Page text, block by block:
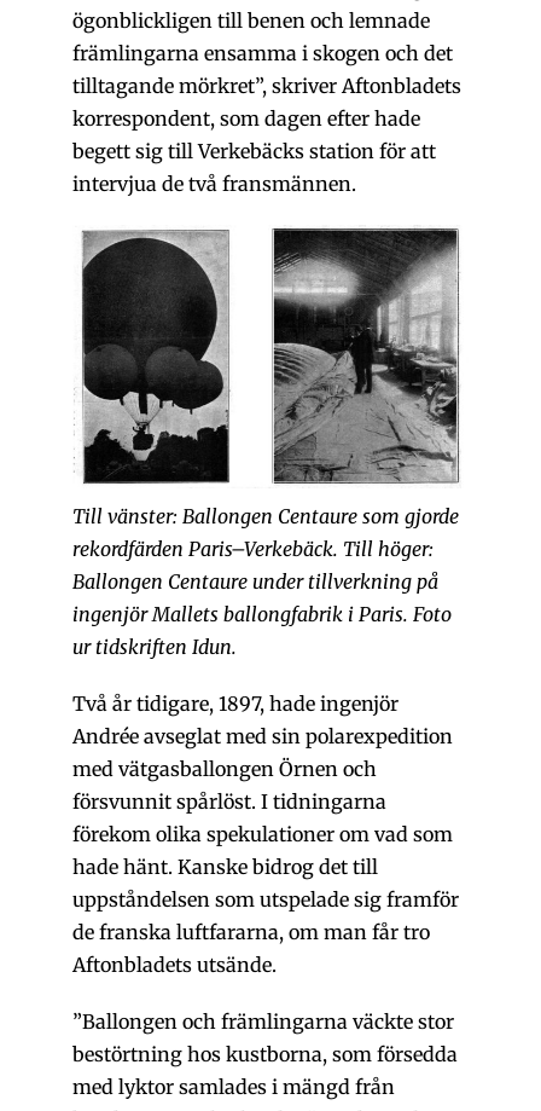
ögonblickligen till benen och lemnade
främlingarna ensamma i skogen och det
tilltagande mörkret”, skriver Aftonbladets
korrespondent, som dagen efter hade
begett sig till Verkebäcks station för att
intervjua de två fransmännen.
Till vänster: Ballongen Centaure som gjorde
rekordfärden Paris–Verkebäck. Till höger:
Ballongen Centaure under tillverkning på
ingenjör Mallets ballongfabrik i Paris. Foto
ur tidskriften Idun.
Två år tidigare, 1897, hade ingenjör
Andrée avseglat med sin polarexpedition
med vätgasballongen Örnen och
försvunnit spårlöst. I tidningarna
förekom olika spekulationer om vad som
hade hänt. Kanske bidrog det till
uppståndelsen som utspelade sig framför
de franska luftfararna, om man får tro
Aftonbladets utsände.
”Ballongen och främlingarna väckte stor
bestörtning hos kustborna, som försedda
med lyktor samlades i mängd från